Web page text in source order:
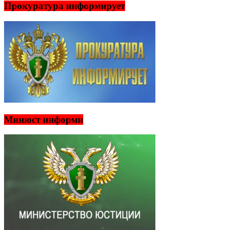
Прокуратура информирует
Минюст информи